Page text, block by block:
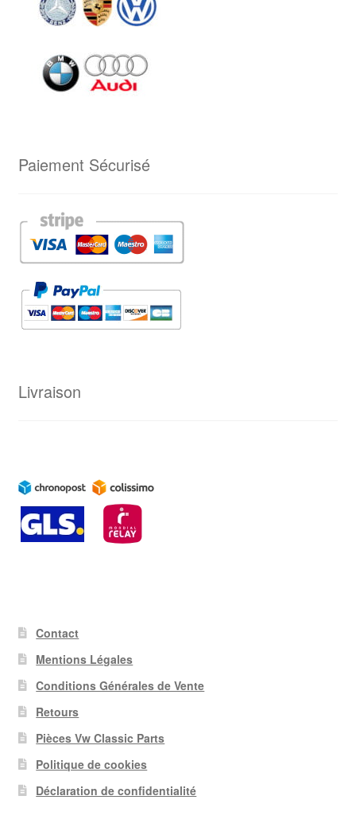
Paiement Sécurisé
Livraison
Contact
Mentions Légales
Conditions Générales de Vente
Retours
Pièces Vw Classic Parts
Politique de cookies
Déclaration de confidentialité